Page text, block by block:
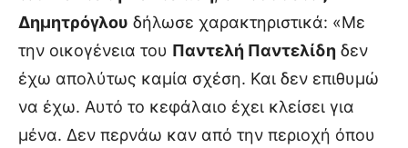
Δημητρόγλου δήλωσε χαρακτηριστικά: «Με
την οικογένεια του Παντελή Παντελίδη δεν
έχω απολύτως καμία σχέση. Και δεν επιθυμώ
να έχω. Αυτό το κεφάλαιο έχει κλείσει για
μένα. Δεν περνάω καν από την περιοχή όπου